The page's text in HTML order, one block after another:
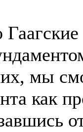
мы
как